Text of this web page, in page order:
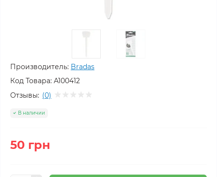
Производитель: Bradas
Код Товара: A100412
Отзывы: (0)
В наличии
50 грн